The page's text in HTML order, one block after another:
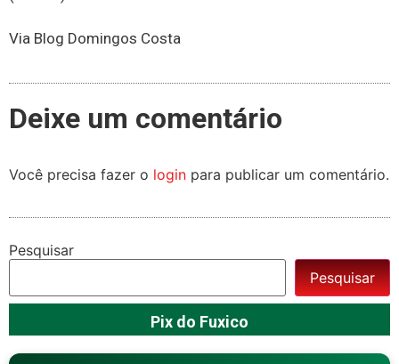
Via Blog Domingos Costa
Deixe um comentário
Você precisa fazer o login para publicar um comentário.
Pesquisar
Pesquisar
Pix do Fuxico